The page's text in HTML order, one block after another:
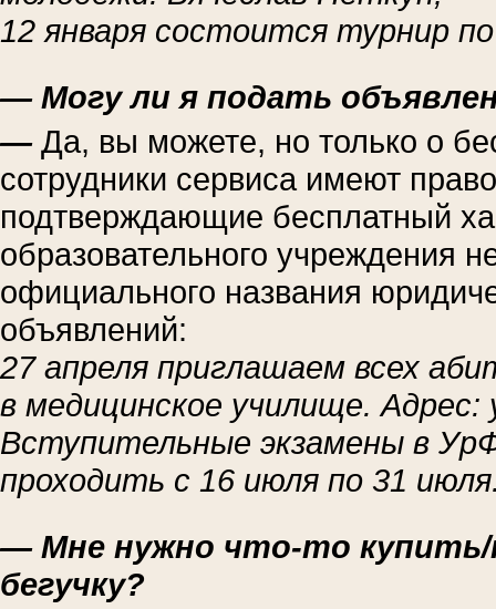
12 января состоится турнир
— Могу ли я подать
— Да, вы можете, но только о
сотрудники сервиса имеют
подтверждающие бесплатный
образовательного учреждения
официального названия
объявлений:
27 апреля приглашаем всех
в медицинское училище.
Вступительные экзамены в
проходить с 16 июля по 31
— Мне нужно что-то
бегучку?